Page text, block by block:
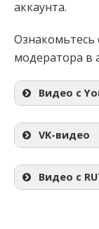
аккаунта.
Ознакомьтесь
модератора в
Видео с
VK-видео
Видео с